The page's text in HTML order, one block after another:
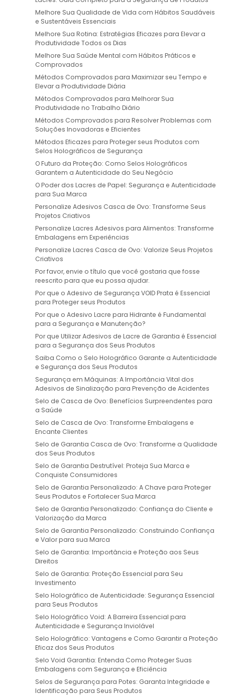
Melhore Sua Qualidade de Vida com Hábitos Saudáveis
e Sustentáveis Essenciais
Melhore Sua Rotina: Estratégias Eficazes para Elevar a
Produtividade Todos os Dias
Melhore Sua Saúde Mental com Hábitos Práticos e
Comprovados
Métodos Comprovados para Maximizar seu Tempo e
Elevar a Produtividade Diária
Métodos Comprovados para Melhorar Sua
Produtividade no Trabalho Diário
Métodos Comprovados para Resolver Problemas com
Soluções Inovadoras e Eficientes
Métodos Eficazes para Proteger seus Produtos com
Selos Holográficos de Segurança
O Futuro da Proteção: Como Selos Holográficos
Garantem a Autenticidade do Seu Negócio
O Poder dos Lacres de Papel: Segurança e Autenticidade
para Sua Marca
Personalize Adesivos Casca de Ovo: Transforme Seus
Projetos Criativos
Personalize Lacres Adesivos para Alimentos: Transforme
Embalagens em Experiências
Personalize Lacres Casca de Ovo: Valorize Seus Projetos
Criativos
Por favor, envie o título que você gostaria que fosse
reescrito para que eu possa ajudar.
Por que o Adesivo de Segurança VOID Prata é Essencial
para Proteger seus Produtos
Por que o Adesivo Lacre para Hidrante é Fundamental
para a Segurança e Manutenção?
Por que Utilizar Adesivos de Lacre de Garantia é Essencial
para a Segurança dos Seus Produtos
Saiba Como o Selo Holográfico Garante a Autenticidade
e Segurança dos Seus Produtos
Segurança em Máquinas: A Importância Vital dos
Adesivos de Sinalização para Prevenção de Acidentes
Selo de Casca de Ovo: Benefícios Surpreendentes para
a Saúde
Selo de Casca de Ovo: Transforme Embalagens e
Encante Clientes
Selo de Garantia Casca de Ovo: Transforme a Qualidade
dos Seus Produtos
Selo de Garantia Destrutível: Proteja Sua Marca e
Conquiste Consumidores
Selo de Garantia Personalizado: A Chave para Proteger
Seus Produtos e Fortalecer Sua Marca
Selo de Garantia Personalizado: Confiança do Cliente e
Valorização da Marca
Selo de Garantia Personalizado: Construindo Confiança
e Valor para sua Marca
Selo de Garantia: Importância e Proteção aos Seus
Direitos
Selo de Garantia: Proteção Essencial para Seu
Investimento
Selo Holográfico de Autenticidade: Segurança Essencial
para Seus Produtos
Selo Holográfico Void: A Barreira Essencial para
Autenticidade e Segurança Inviolável
Selo Holográfico: Vantagens e Como Garantir a Proteção
Eficaz dos Seus Produtos
Selo Void Garantia: Entenda Como Proteger Suas
Embalagens com Segurança e Eficiência
Selos de Segurança para Potes: Garanta Integridade e
Identificação para Seus Produtos